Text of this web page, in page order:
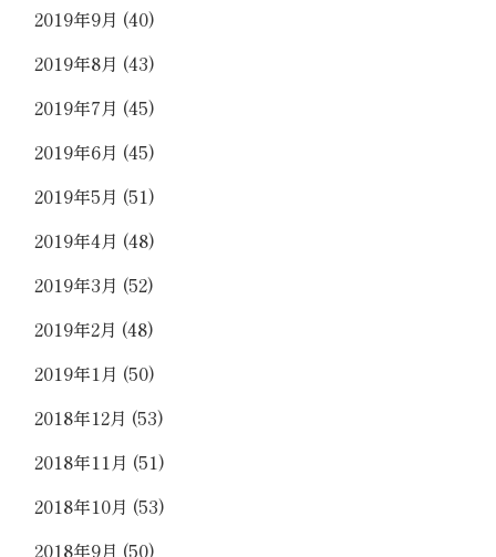
2019年9月 (40)
2019年8月 (43)
2019年7月 (45)
2019年6月 (45)
2019年5月 (51)
2019年4月 (48)
2019年3月 (52)
2019年2月 (48)
2019年1月 (50)
2018年12月 (53)
2018年11月 (51)
2018年10月 (53)
2018年9月 (50)